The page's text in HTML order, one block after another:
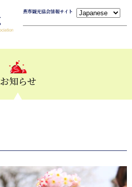
燕市観光協会情報サイト
お知らせ